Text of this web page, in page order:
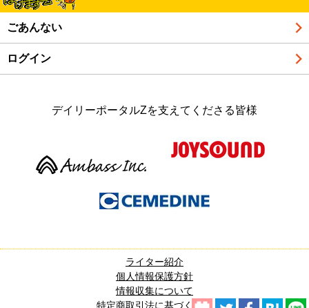
ごあんない
ログイン
デイリーポータルZを支えてくださる皆様
ライター紹介
個人情報保護方針
情報収集について
特定商取引法に基づく表記